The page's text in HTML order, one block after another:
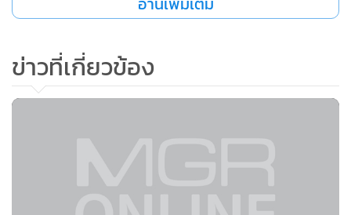
194
นาง
เตรียมขอใช้พื้นที่ทิศใต้สนามหลวง
ตั้งแต่ ก.พ.